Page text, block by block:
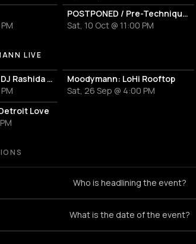
POSTPONED / Pre-Techniques w/ RICHIE HAWTIN
Sat, 10 Oct @ 11:00 PM
LIVE
Moodymann and DJ Rashida Play Prince
Moodymann: LoHi Rooftop
Sat, 26 Sep @ 4:00 PM
Love
Who is headlining the event?
What is the date of the event?